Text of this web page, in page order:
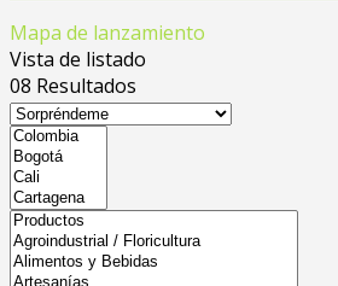
Mapa de lanzamiento
Vista de listado
08 Resultados